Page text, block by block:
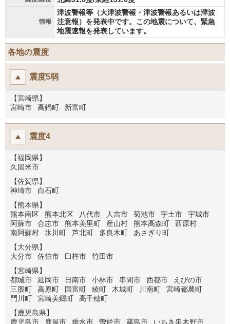
情報
津波警報等（大津波警報・津波警報あるいは津波
注意報）を発表中です。この地震について、緊急
地震速報を発表しています。
各地の震度
震度5弱
【宮崎県】
宮崎市
高鍋町 新富町
震度4
【福岡県】
久留米市
【佐賀県】
神埼市
白石町
【熊本県】
熊本南区
熊本北区 八代市 人吉市 菊池市 宇土市
宇城市
阿蘇市
合志市 熊本美里町 産山村 熊本高森町
西原村
南阿蘇村
氷川町 芦北町 多良木町
あさぎり町
【大分県】
大分市
佐伯市 臼杵市
竹田市
【宮崎県】
都城市
延岡市 日南市 小林市 串間市 西都市
えびの市
三股町
高原町 国富町 綾町 木城町 川南町
宮崎都農町
門川町
宮崎美郷町
高千穂町
【鹿児島県】
鹿児島市
鹿屋市 垂水市 曽於市 霧島市
いちき串木野市